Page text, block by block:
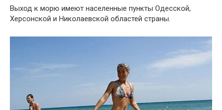
Выход к морю имеют населенные пункты Одесской,
Херсонской и Николаевской областей страны.